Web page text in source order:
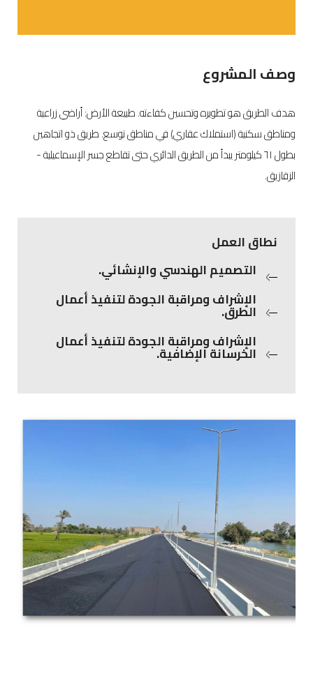
وصف المشروع
هدف الطريق هو تطويره وتحسين كفاءته. طبيعة الأرض: أراضي زراعية
ومناطق سكنية (استملاك عقاري) في مناطق توسع. طريق ذو اتجاهين
بطول ٦١ كيلومتر يبدأ من الطريق الدائري حتى تقاطع جسر الإسماعيلية -
الزقازيق.
نطاق العمل
التصميم الهندسي والإنشائي.
الإشراف ومراقبة الجودة لتنفيذ أعمال
الطرق.
الإشراف ومراقبة الجودة لتنفيذ أعمال
الخرسانة الإضافية.